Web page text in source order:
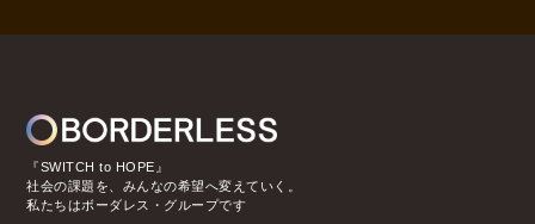
『SWITCH to HOPE』
社会の課題を、みんなの希望へ変えていく。
私たちはボーダレス・グループです